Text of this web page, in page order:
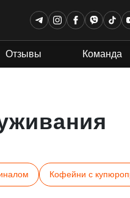
Отзывы Команда
Кофейни с